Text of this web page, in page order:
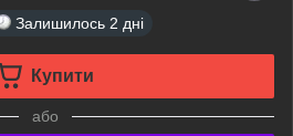
Залишилось 2 дні
Купити
або